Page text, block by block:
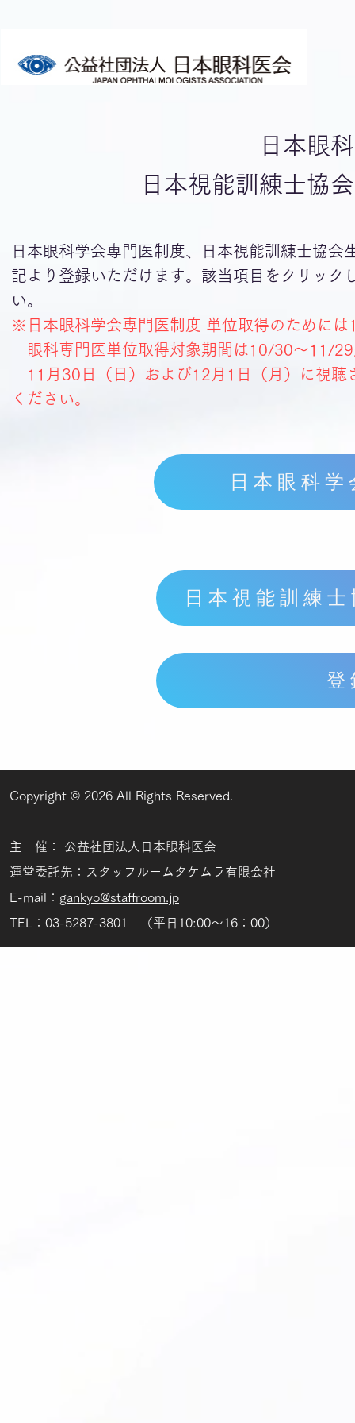
日本眼
日本視能訓練士協
日本眼科学会専門医制度、日本視能訓練士協
記より登録いただけます。該当項目をクリッ
い。
※​日本眼科学会専門医制度 単位取得のために
眼科専門医単位取得対象期間は10/30～11/29
11月30日（日）および12月1日（月）に視聴
ください。
日本眼科
日本視能訓練
Copyright © 2026 All Rights Reserved.
主 催： 公益社団法人日本眼科医会
運営委託先：スタッフルームタケムラ有限会社
E-mail： gankyo@staffroom.jp
TEL：03-5287-3801 （平日10:00～16：00）